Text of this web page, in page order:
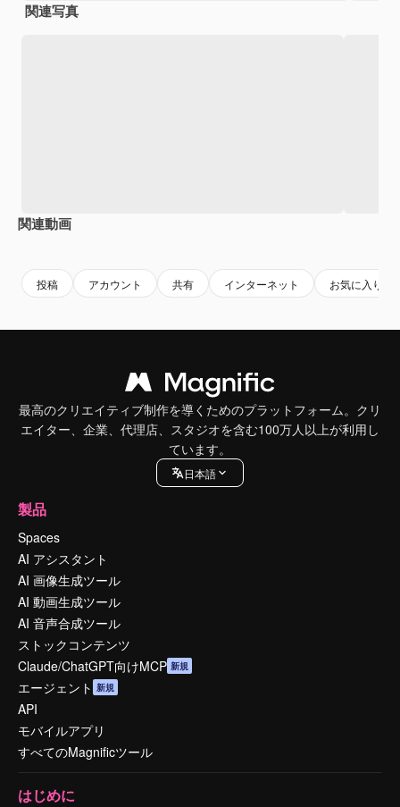
関連写真
関連動画
投稿 アカウント 共有 インターネット お気に入り
最高のクリエイティブ制作を導くためのプラットフォーム。クリ
エイター、企業、代理店、スタジオを含む100万人以上が利用し
ています。
日本語
製品
Spaces
AI アシスタント
AI 画像生成ツール
AI 動画生成ツール
AI 音声合成ツール
ストックコンテンツ
Claude/ChatGPT向けMCP 新規
エージェント 新規
API
モバイルアプリ
すべてのMagnificツール
はじめに